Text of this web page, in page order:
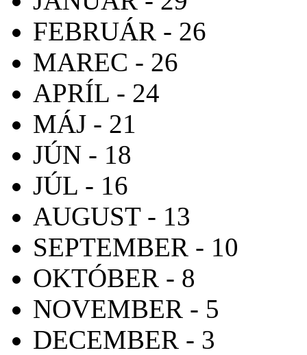
FEBRUÁR - 26
MAREC - 26
APRÍL - 24
MÁJ - 21
JÚN - 18
JÚL - 16
AUGUST - 13
SEPTEMBER - 10
OKTÓBER - 8
NOVEMBER - 5
DECEMBER - 3